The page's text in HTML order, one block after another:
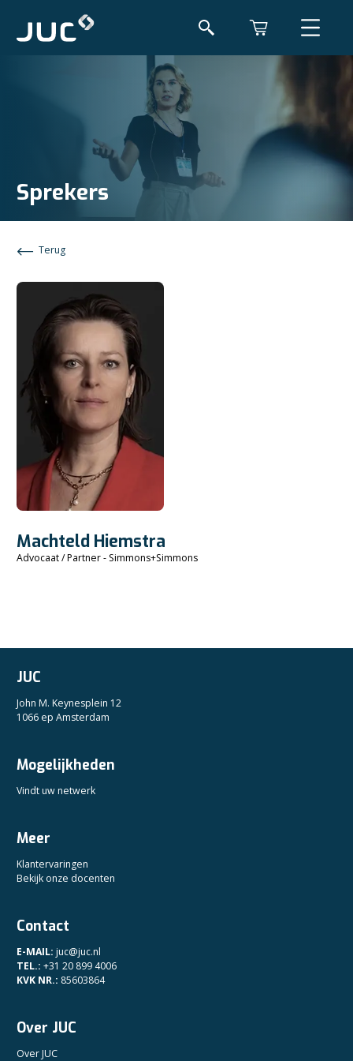
Sprekers
Terug
Machteld Hiemstra
Advocaat / Partner - Simmons+Simmons
JUC
John M. Keynesplein 12
1066 ep Amsterdam
Mogelijkheden
Vindt uw netwerk
Meer
Klantervaringen
Bekijk onze docenten
Contact
E-MAIL: juc@juc.nl
TEL.: +31 20 899 4006
KVK NR.: 85603864
Over JUC
Over JUC